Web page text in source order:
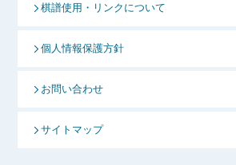
棋譜使用・リンクについて
個人情報保護方針
お問い合わせ
サイトマップ